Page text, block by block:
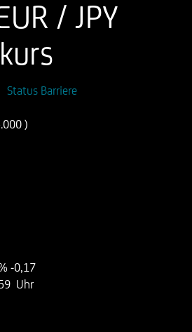
/ JPY
Status Barriere
)
-0,17
Uhr